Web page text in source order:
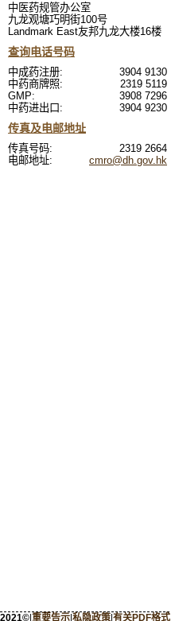
中医药规管办公室
九龙观塘巧明街100号
Landmark East友邦九龙大楼16楼
查询电话号码
中成药注册:
3904 9130
中药商牌照:
2319 5119
GMP:
3908 7296
中药进出口:
3904 9230
传真及电邮地址
传真号码:
2319 2664
电邮地址:
cmro@dh.gov.hk
2021©|重要告示|私隐政策|有关PDF格式